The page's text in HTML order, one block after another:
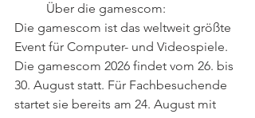
Über die gamescom:
Die gamescom ist das weltweit größte
Event für Computer- und Videospiele.
Die gamescom 2026 findet vom 26. bis
30. August statt. Für Fachbesuchende
startet sie bereits am 24. August mit